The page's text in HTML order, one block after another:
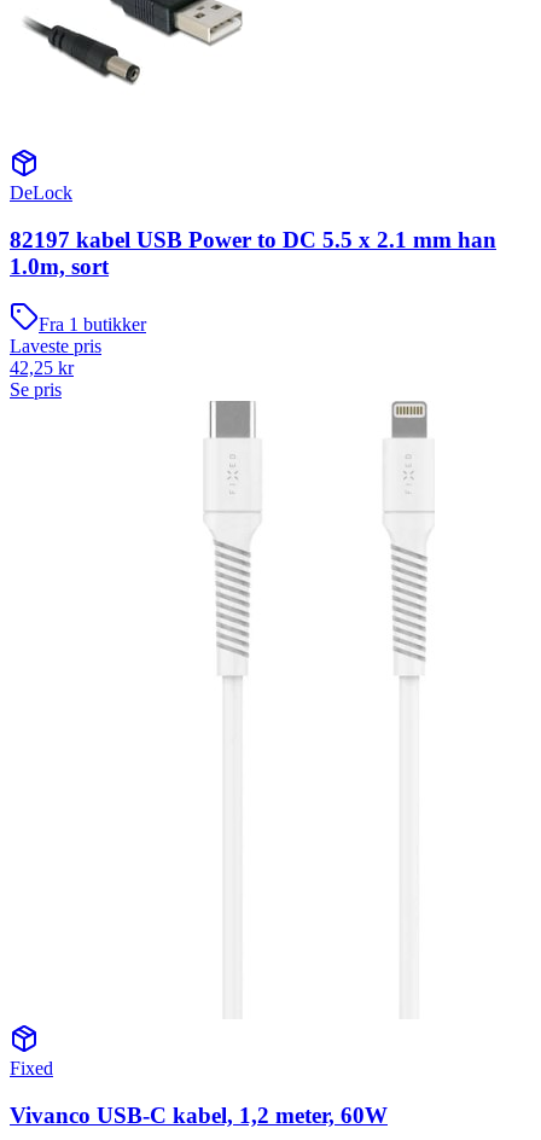
DeLock
82197 kabel USB Power to DC 5.5 x 2.1 mm han
1.0m, sort
Fra 1 butikker
Laveste pris
42,25 kr
Se pris
Fixed
Vivanco USB-C kabel, 1,2 meter, 60W